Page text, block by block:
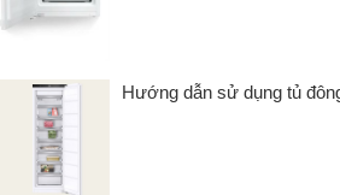
Không gian đa dạng
Hộp không gian ✔
Đèn chiếu sáng an toàn cho
IceMaker
Hướng dẫn sử dụng tủ